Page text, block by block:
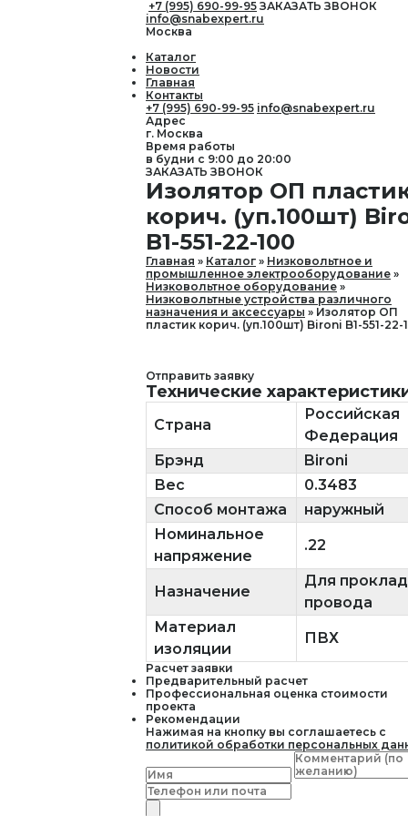
+7 (995) 690-99-95 ЗАКАЗАТЬ ЗВОНОК
info@snabexpert.ru
Москва
Каталог
Новости
Главная
Контакты
+7 (995) 690-99-95 info@snabexpert.ru
Адрес
г. Москва
Время работы
в будни с 9:00 до 20:00
ЗАКАЗАТЬ ЗВОНОК
Изолятор ОП
корич. (уп.100шт)
B1-551-22-100
Главная Каталог
Низковольтное и
промышленное электрооборудование
Низковольтное оборудование
Низковольтные устройства различного
назначения и аксессуары
Изолятор ОП
пластик корич. (уп.100шт) Bironi B1-551-22-
Отправить заявку
Технические
Страна
Российская
Федерация
Брэнд
Bironi
Вес
0.3483
Способ монтажа
наружный
Номинальное
напряжение
.22
Назначение
Для
провода
Материал
изоляции
ПВХ
Расчет заявки
Предварительный расчет
Профессиональная оценка стоимости
проекта
Рекомендации
Нажимая на кнопку вы соглашаетесь с
политикой обработки персональных